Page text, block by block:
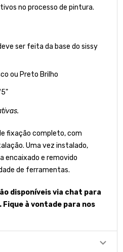
no processo de pintura.
ser feita da base do sissy
ou Preto Brilho
fixação completo, com
Uma vez instalado,
encaixado e removido
de ferramentas.
disponíveis via chat para
à vontade para nos